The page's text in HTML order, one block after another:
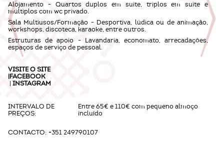
Alojamento - Quartos duplos em suite, triplos em suite e
múltiplos com wc privado.
Sala Multiusos/Formação - Desportiva, lúdica ou de animação,
workshops, discoteca, karaoke, entre outros.
Estruturas de apoio - Lavandaria, economato, arrecadações,
espaços de serviço de pessoal.
VISITE OSITE
|FACEBOOK
|INSTAGRAM
INTERVALO DE
PREÇOS:
Entre 65€ e 110€ com pequeno almoço
incluído
CONTACTO: +351 249790107